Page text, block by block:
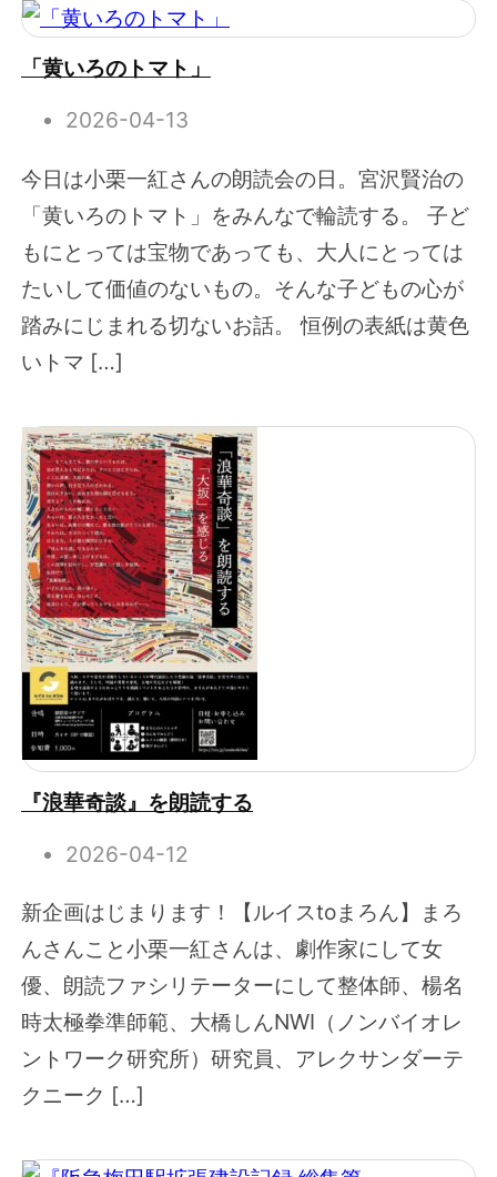
「黄いろのトマト」
2026-04-13
今日は小栗一紅さんの朗読会の日。宮沢賢治の
「黄いろのトマト」をみんなで輪読する。 子ど
もにとっては宝物であっても、大人にとっては
たいして価値のないもの。そんな子どもの心が
踏みにじまれる切ないお話。 恒例の表紙は黄色
いトマ […]
『浪華奇談』を朗読する
2026-04-12
新企画はじまります！【ルイスtoまろん】まろ
んさんこと小栗一紅さんは、劇作家にして女
優、朗読ファシリテーターにして整体師、楊名
時太極拳準師範、大橋しんNWI（ノンバイオレ
ントワーク研究所）研究員、アレクサンダーテ
クニーク […]